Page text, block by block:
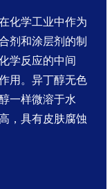
化学工业中作为
剂和涂层剂的制
学反应的中间
用。异丁醇无色
一样微溶于水
，具有皮肤腐蚀